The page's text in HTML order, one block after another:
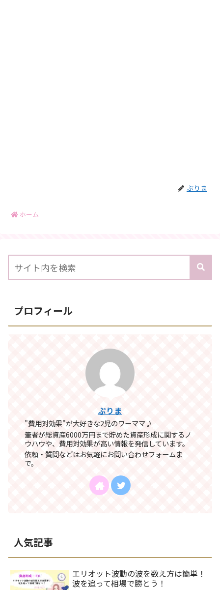
ぷりま
ホーム
プロフィール
ぷりま
"費用対効果"が大好きな2児のワーママ♪
筆者が総資産6000万円まで貯めた資産形成に関するノ
ウハウや、費用対効果が高い情報を発信しています。
依頼・質問などはお気軽にお問い合わせフォームま
で。
人気記事
エリオット波動の波を数え方は簡単！
波を追って相場で勝とう！